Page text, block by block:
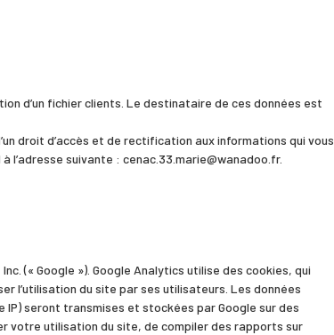
d’un fichier clients. Le destinataire de ces données est
droit d’accès et de rectification aux informations qui vous
suivante : cenac.33.marie@wanadoo.fr.
(« Google »). Google Analytics utilise des cookies, qui
l’utilisation du site par ses utilisateurs. Les données
seront transmises et stockées par Google sur des
votre utilisation du site, de compiler des rapports sur